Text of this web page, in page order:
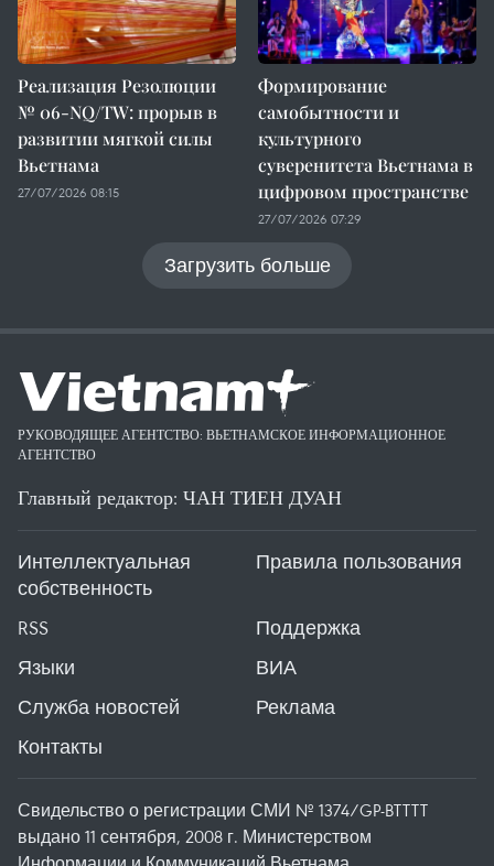
Реализация Резолюции
№ 06-NQ/TW: прорыв в
развитии мягкой силы
Вьетнама
27/07/2026 08:15
Формирование
самобытности и
культурного
суверенитета Вьетнама в
цифровом пространстве
27/07/2026 07:29
Загрузить больше
РУКОВОДЯЩЕЕ АГЕНТСТВО: ВЬЕТНАМСКОЕ ИНФОРМАЦИОННОЕ
АГЕНТСТВО
Главный редактор: ЧАН ТИЕН ДУАН
Интеллектуальная
собственность
Правила пользования
RSS
Поддержка
Языки
ВИА
Служба новостей
Реклама
Контакты
Свидельство о регистрации СМИ № 1374/GP-BTTTT
выдано 11 сентября, 2008 г. Министерством